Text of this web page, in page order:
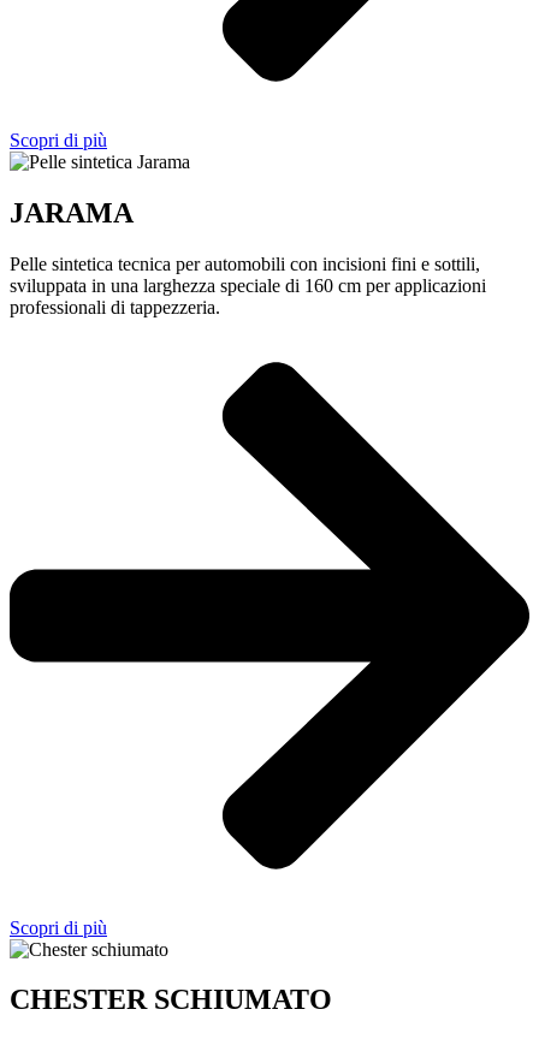
Scopri di più
JARAMA
Pelle sintetica tecnica per automobili con incisioni fini e sottili,
sviluppata in una larghezza speciale di 160 cm per applicazioni
professionali di tappezzeria.
Scopri di più
CHESTER SCHIUMATO